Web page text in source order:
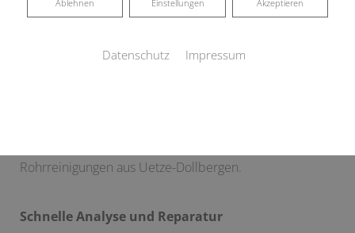
Rohrreinigungen aus Uetze-Dollbergen.
Schnelle Analyse und Reparatur
Akzeptieren
Einstellungen
Ablehnen
Datenschutz Impressum